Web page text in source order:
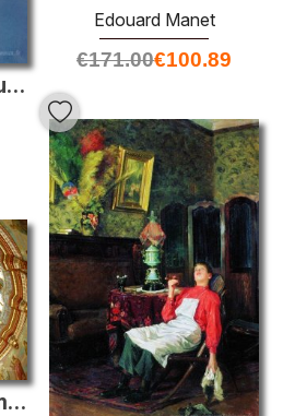
Edouard Manet
€171.00€100.89
Portrait de Mme Ruth Daponte
La peinture du dôme principal du temple du Christ le Sauveur à M